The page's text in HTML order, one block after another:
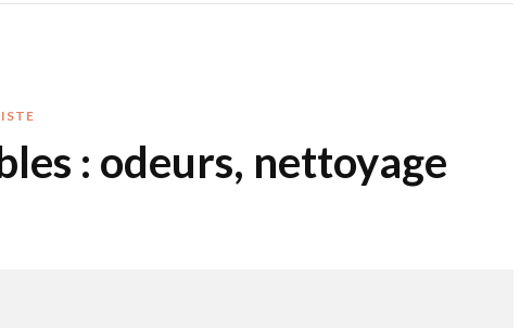
: odeurs, nettoyage